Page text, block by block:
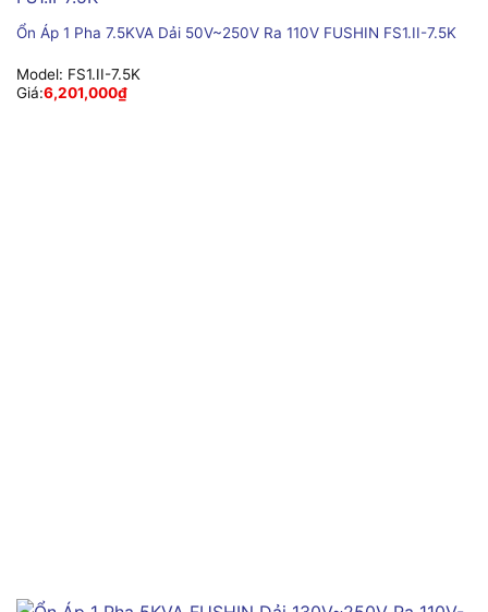
Ổn Áp 1 Pha 7.5KVA Dải 50V~250V Ra 110V FUSHIN FS1.II-7.5K
Model: FS1.II-7.5K
Giá:6,201,000₫